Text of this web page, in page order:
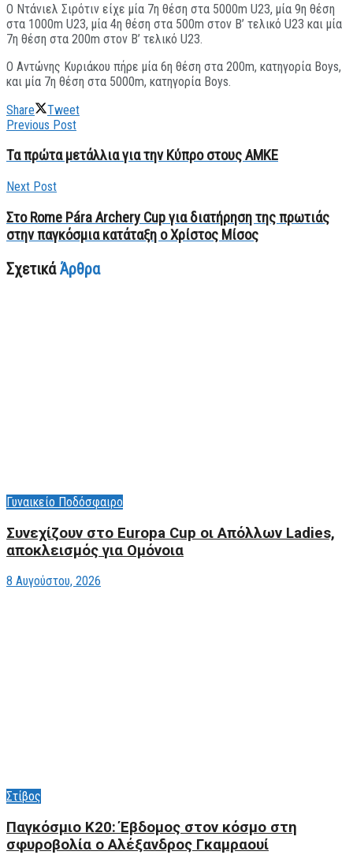
Ο Ντάνιελ Σιρότιν είχε μία 7η θέση στα 5000m U23, μία 9η θέση
στα 1000m U23, μία 4η θέση στα 500m στον Β’ τελικό U23 και μία
7η θέση στα 200m στον Β’ τελικό U23.
Ο Αντώνης Κυριάκου πήρε μία 6η θέση στα 200m, κατηγορία Boys,
και μία 7η θέση στα 5000m, κατηγορία Boys.
Share
Tweet
Previous Post
Τα πρώτα μετάλλια για την Κύπρο στους ΑΜΚΕ
Next Post
Στο Rome Pára Archery Cup για διατήρηση της πρωτιάς
στην παγκόσμια κατάταξη ο Χρίστος Μίσος
ΣχετικάΆρθρα
Γυναικείο Ποδόσφαιρο
Συνεχίζουν στο Europa Cup οι Aπόλλων Ladies,
αποκλεισμός για Ομόνοια
8 Αυγούστου, 2026
Στίβος
Παγκόσμιο Κ20: Έβδομος στον κόσμο στη
σφυροβολία ο Αλέξανδρος Γκαμραουί